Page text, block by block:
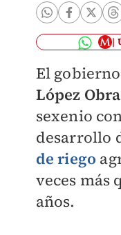
El
López
sexenio
desarrollo
de riego
veces más
años.